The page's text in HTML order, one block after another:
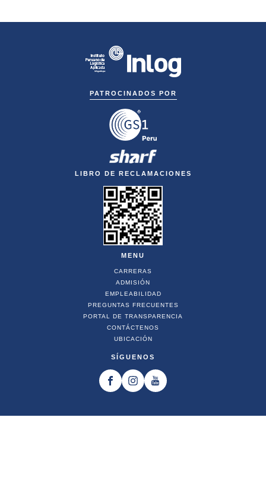
PATROCINADOS POR
LIBRO DE RECLAMACIONES
MENU
CARRERAS
ADMISIÓN
EMPLEABILIDAD
PREGUNTAS FRECUENTES
PORTAL DE TRANSPARENCIA
CONTÁCTENOS
UBICACIÓN
SÍGUENOS